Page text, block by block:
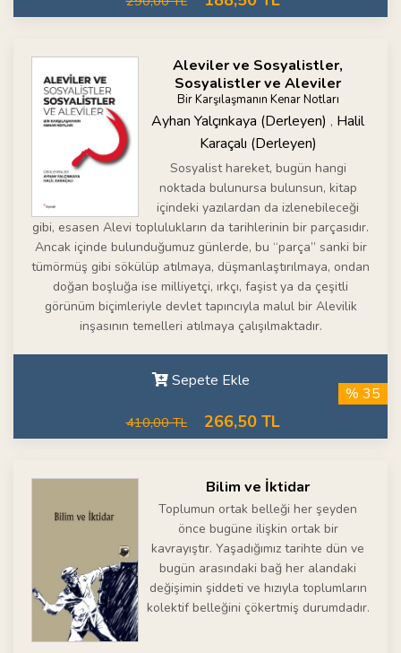
Aleviler ve Sosyalistler,
Sosyalistler ve Aleviler
Bir Karşılaşmanın Kenar Notları
Ayhan Yalçınkaya (Derleyen) , Halil
Karaçalı (Derleyen)
Sosyalist hareket, bugün hangi
noktada bulunursa bulunsun, kitap
içindeki yazılardan da izlenebileceği
gibi, esasen Alevi toplulukların da tarihlerinin bir parçasıdır.
Ancak içinde bulunduğumuz günlerde, bu “parça” sanki bir
tümörmüş gibi sökülüp atılmaya, düşmanlaştırılmaya, ondan
doğan boşluğa ise milliyetçi, ırkçı, faşist ya da çeşitli
görünüm biçimleriyle devlet tapıncıyla malul bir Alevilik
inşasının temelleri atılmaya çalışılmaktadır.
Sepete Ekle
410,00 TL 266,50 TL
% 35
Bilim ve İktidar
Toplumun ortak belleği her şeyden
önce bugüne ilişkin ortak bir
kavrayıştır. Yaşadığımız tarihte dün ve
bugün arasındaki bağ her alandaki
değişimin şiddeti ve hızıyla toplumların
kolektif belleğini çökertmiş durumdadır.